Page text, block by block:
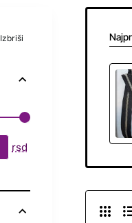
Izbriši
rsd